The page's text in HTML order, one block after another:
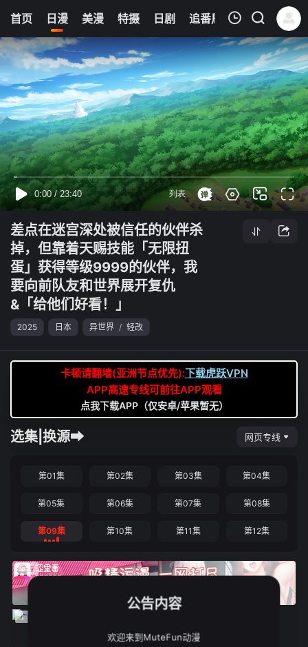
首页 日漫 美漫 特摄 日剧 追番周表 今日更新
0
我的观影记录
第09集
差点在迷宫深处被信任的伙伴杀掉，但靠着天赐技能「无限扭蛋」获得等级9999的伙伴，我要向前队友和世界展开复仇&「给他们好看！」
清空
差点在迷宫深处被信任的伙伴杀
掉，但靠着天赐技能「无限扭
蛋」获得等级9999的伙伴，我
要向前队友和世界展开复仇
&「给他们好看！」
2025 日本 异世界 / 轻改
卡顿请翻墙(亚洲节点优先):下载虎跃VPN
APP高速专线可前往APP观看
点我下载APP（仅安卓/苹果暂无）
选集|换源➡ 网页专线
第01集 第02集 第03集 第04集
第05集 第06集 第07集 第08集
第09集 第10集 第11集 第12集
公告内容
欢迎来到MuteFun动漫